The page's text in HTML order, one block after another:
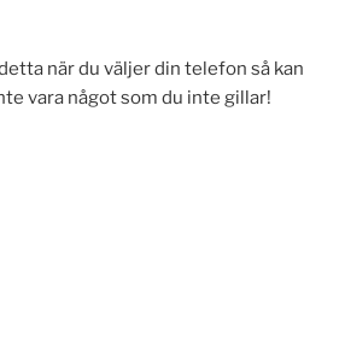
när du väljer din telefon så kan
vara något som du inte gillar!